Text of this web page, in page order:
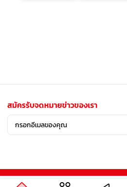
สมัครรับจดหมายข่าวของเรา